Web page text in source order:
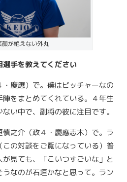
顔が絶えない外丸
手を教えてください
・慶應）で。僕はピッチャーなの
をまとめてくれている。４年生
い中で、副将の彼に注目です。
慎之介（政４・慶應志木）で。ラ
の対談をご覧になっている）普
見ても、「こいつすごいな」と
なのが石垣かなと思って。ラン